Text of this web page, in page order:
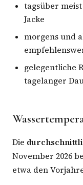
tagsüber
Jacke
morgens und
gelegentliche
tagelanger
Die
November 2026
etwa den